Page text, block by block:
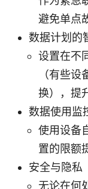
避免单点
数据计划的
设置在不
（有些
换），提
数据使用监
使用设备
置的限额
安全与隐私
无论在何